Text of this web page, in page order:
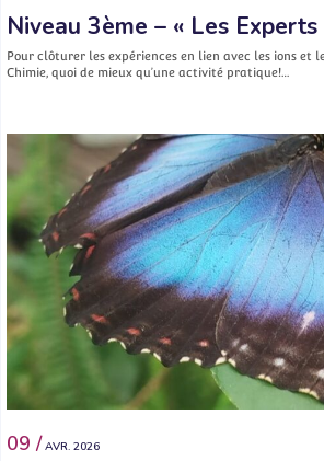
Niveau 3ème – « Les
Pour clôturer les expériences en lien avec les ions et
Chimie, quoi de mieux qu’une activité pratique!…
09 / AVR. 2026